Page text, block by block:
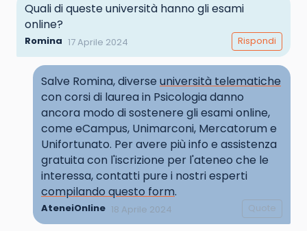
Quali di queste università hanno gli esami
online?
Romina 17 Aprile 2024 Rispondi
Salve Romina, diverse università telematiche
con corsi di laurea in Psicologia danno
ancora modo di sostenere gli esami online,
come eCampus, Unimarconi, Mercatorum e
Unifortunato. Per avere più info e assistenza
gratuita con l'iscrizione per l'ateneo che le
interessa, contatti pure i nostri esperti
compilando questo form.
AteneiOnline 18 Aprile 2024 Quote